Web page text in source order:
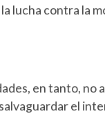
lucha contra la
en tanto, no
el